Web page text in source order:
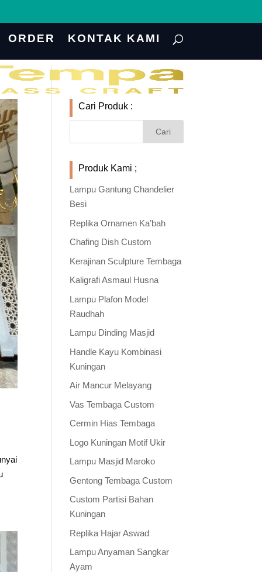
ORDER KONTAK KAMI
Cari Produk :
Produk Kami ;
Lampu Gantung Chandelier
Besi
Replika Ornamen Ka’bah
Chafing Dish Custom
Kerajinan Sculpture Tembaga
Kaligrafi Asmaul Husna
Lampu Plafon Model
Raudhah
Lampu Dinding Masjid
Handle Kayu Kombinasi
Kuningan
Air Mancur Melayang
Vas Tembaga Custom
Cermin Hias Tembaga
Logo Kuningan Motif Ukir
Lampu Masjid Maroko
Gentong Tembaga Custom
Custom Partisi Bahan
Kuningan
Replika Hajar Aswad
Lampu Anyaman Sangkar
Ayam